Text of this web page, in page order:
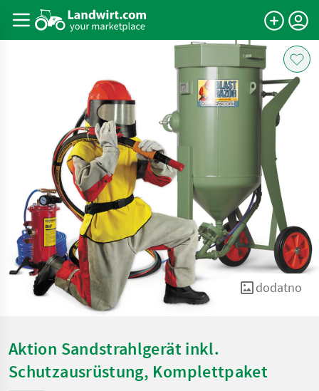
dodatno
Aktion Sandstrahlgerät inkl.
Schutzausrüstung, Komplettpaket